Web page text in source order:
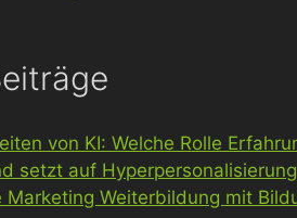
von KI: Welche Rolle
setzt auf
Marketing Weiterbildung mit